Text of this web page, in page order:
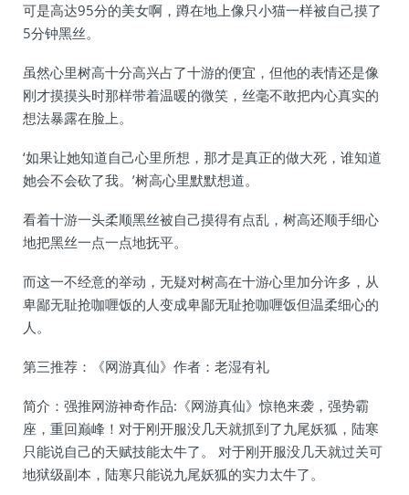
可是高达95分的美女啊，蹲在地上像只小猫一样被自己摸了
5分钟黑丝。
虽然心里树高十分高兴占了十游的便宜，但他的表情还是像
刚才摸摸头时那样带着温暖的微笑，丝毫不敢把内心真实的
想法暴露在脸上。
‘如果让她知道自己心里所想，那才是真正的做大死，谁知道
她会不会砍了我。’树高心里默默想道。
看着十游一头柔顺黑丝被自己摸得有点乱，树高还顺手细心
地把黑丝一点一点地抚平。
而这一不经意的举动，无疑对树高在十游心里加分许多，从
卑鄙无耻抢咖喱饭的人变成卑鄙无耻抢咖喱饭但温柔细心的
人。
第三推荐：《网游真仙》作者：老湿有礼
简介：强推网游神奇作品:《网游真仙》惊艳来袭，强势霸
座，重回巅峰！对于刚开服没几天就抓到了九尾妖狐，陆寒
只能说自己的天赋技能太牛了。 对于刚开服没几天就过关可
地狱级副本，陆寒只能说九尾妖狐的实力太牛了。